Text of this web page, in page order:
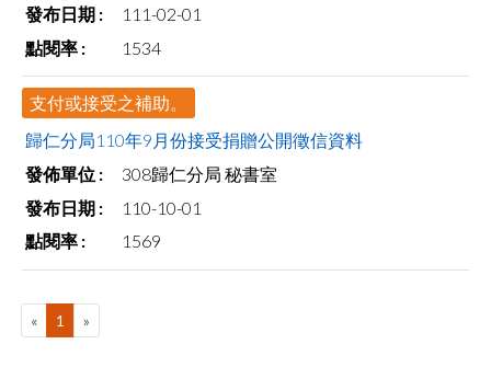
111-02-01
1534
支付或接受之補助。
歸仁分局110年9月份接受捐贈公開徵信資料
308歸仁分局 秘書室
110-10-01
1569
« 1 »